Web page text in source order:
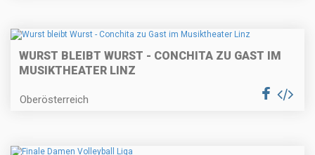
WURST BLEIBT WURST - CONCHITA ZU GAST IM
MUSIKTHEATER LINZ
Oberösterreich